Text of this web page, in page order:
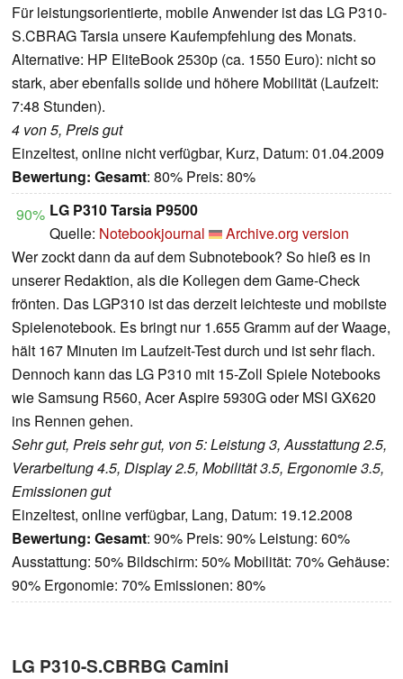
Für leistungsorientierte, mobile Anwender ist das LG P310-
S.CBRAG Tarsia unsere Kaufempfehlung des Monats.
Alternative: HP EliteBook 2530p (ca. 1550 Euro): nicht so
stark, aber ebenfalls solide und höhere Mobilität (Laufzeit:
7:48 Stunden).
4 von 5, Preis gut
Einzeltest, online nicht verfügbar, Kurz, Datum: 01.04.2009
Bewertung: Gesamt: 80% Preis: 80%
90% LG P310 Tarsia P9500
Quelle: Notebookjournal
Archive.org version
Wer zockt dann da auf dem Subnotebook? So hieß es in
unserer Redaktion, als die Kollegen dem Game-Check
frönten. Das LGP310 ist das derzeit leichteste und mobilste
Spielenotebook. Es bringt nur 1.655 Gramm auf der Waage,
hält 167 Minuten im Laufzeit-Test durch und ist sehr flach.
Dennoch kann das LG P310 mit 15-Zoll Spiele Notebooks
wie Samsung R560, Acer Aspire 5930G oder MSI GX620
ins Rennen gehen.
Sehr gut, Preis sehr gut, von 5: Leistung 3, Ausstattung 2.5,
Verarbeitung 4.5, Display 2.5, Mobilität 3.5, Ergonomie 3.5,
Emissionen gut
Einzeltest, online verfügbar, Lang, Datum: 19.12.2008
Bewertung: Gesamt: 90% Preis: 90% Leistung: 60%
Ausstattung: 50% Bildschirm: 50% Mobilität: 70% Gehäuse:
90% Ergonomie: 70% Emissionen: 80%
LG P310-S.CBRBG Camini